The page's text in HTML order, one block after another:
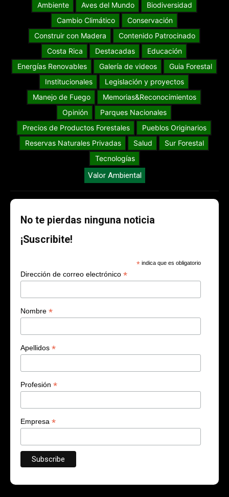
Ambiente
Aves del Mundo
Biodiversidad
Cambio Climático
Conservación
Construir con Madera
Contenido Patrocinado
Costa Rica
Destacadas
Educación
Energías Renovables
Galería de videos
Guia Forestal
Institucionales
Legislación y proyectos
Manejo de Fuego
Memorias&Reconocimientos
Opinión
Parques Nacionales
Precios de Productos Forestales
Pueblos Originarios
Reservas Naturales Privadas
Salud
Sur Forestal
Tecnologías
Valor Ambiental
No te pierdas ninguna noticia
¡Suscribite!
* indica que es obligatorio
Dirección de correo electrónico *
Nombre *
Apellidos *
Profesión *
Empresa *